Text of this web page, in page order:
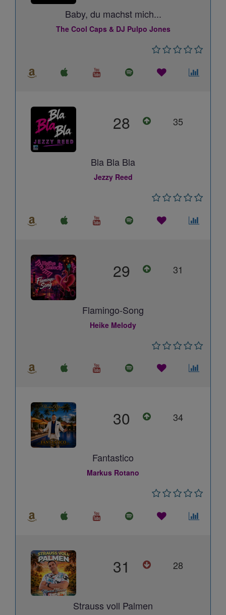
Baby, du machst mich...
The Cool Caps & DJ Pulpo Jones
28 35
Bla Bla Bla
Jezzy Reed
29 31
Flamingo-Song
Heike Melody
30 34
Fantastico
Markus Rotano
31 28
Strauss voll Palmen